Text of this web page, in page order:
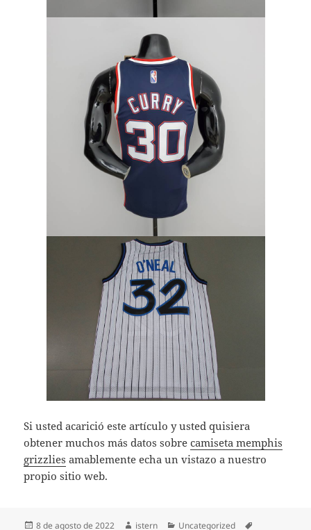
Si usted acarició este artículo y usted quisiera
obtener muchos más datos sobrecamiseta memphis
grizzlies amablemente echa un vistazo a nuestro
propio sitio web.
Publicado
8 de agosto de 2022 Autor
istern Categorías
Uncategorized